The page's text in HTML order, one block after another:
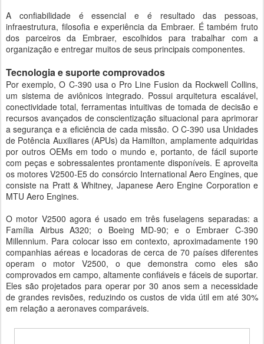
A confiabilidade é essencial e é resultado das pessoas,
infraestrutura, filosofia e experiência da Embraer. É também fruto
dos parceiros da Embraer, escolhidos para trabalhar com a
organização e entregar muitos de seus principais componentes.
Tecnologia e suporte comprovados
Por exemplo, O C-390 usa o Pro Line Fusion da Rockwell Collins,
um sistema de aviônicos integrado. Possui arquitetura escalável,
conectividade total, ferramentas intuitivas de tomada de decisão e
recursos avançados de conscientização situacional para aprimorar
a segurança e a eficiência de cada missão. O C-390 usa Unidades
de Potência Auxiliares (APUs) da Hamilton, amplamente adquiridas
por outros OEMs em todo o mundo e, portanto, de fácil suporte
com peças e sobressalentes prontamente disponíveis. E aproveita
os motores V2500-E5 do consórcio International Aero Engines, que
consiste na Pratt & Whitney, Japanese Aero Engine Corporation e
MTU Aero Engines.
O motor V2500 agora é usado em três fuselagens separadas: a
Família Airbus A320; o Boeing MD-90; e o Embraer C-390
Millennium. Para colocar isso em contexto, aproximadamente 190
companhias aéreas e locadoras de cerca de 70 países diferentes
operam o motor V2500, o que demonstra como eles são
comprovados em campo, altamente confiáveis ​​e fáceis de suportar.
Eles são projetados para operar por 30 anos sem a necessidade
de grandes revisões, reduzindo os custos de vida útil em até 30%
em relação a aeronaves comparáveis.